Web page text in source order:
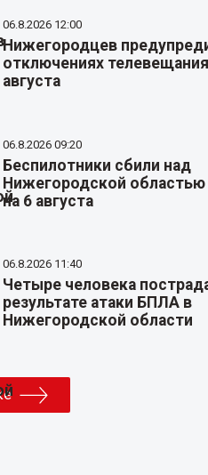
06.8.2026 12:00
Нижегородцев
отключениях
августа
06.8.2026 09:20
Беспилотники сбили над
Нижегородской областью
на 6 августа
06.8.2026 11:40
Четыре человека
результате атаки БПЛА в
Нижегородской области